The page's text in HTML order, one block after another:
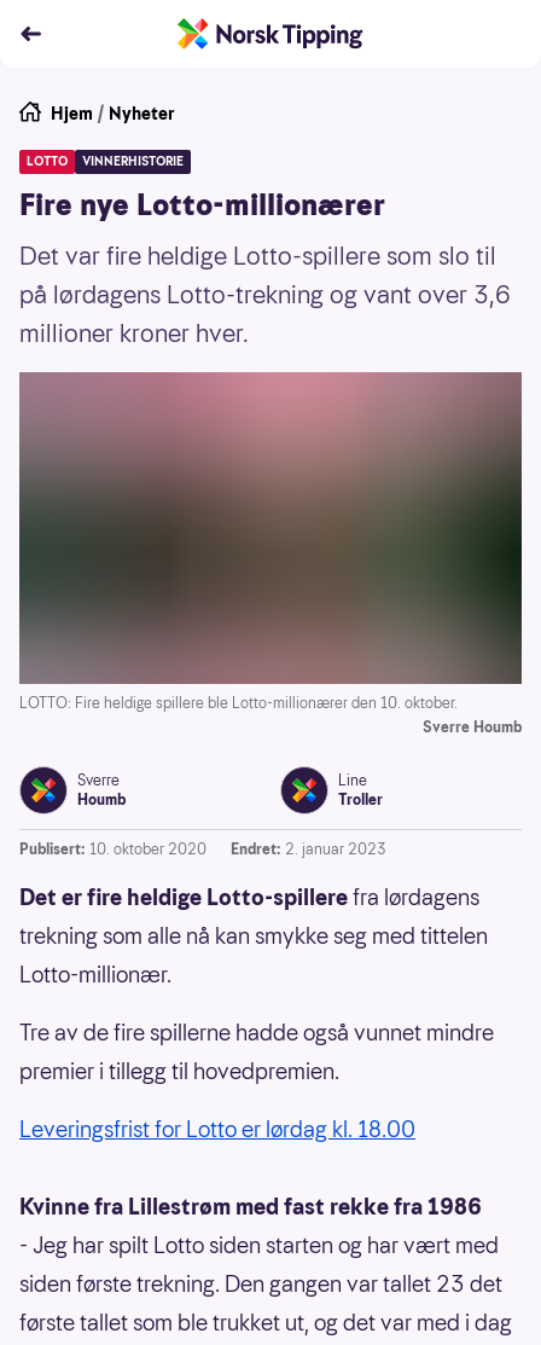
Hjem / Nyheter
LOTTO VINNERHISTORIE
Fire nye Lotto-millionærer
Det var fire heldige Lotto-spillere som slo til
på lørdagens Lotto-trekning og vant over 3,6
millioner kroner hver.
LOTTO: Fire heldige spillere ble Lotto-millionærer den 10. oktober.
Sverre Houmb
Sverre
Houmb
Line
Troller
Publisert: 10. oktober 2020 Endret: 2. januar 2023
Det er fire heldige Lotto-spillerefra lørdagens
trekning som alle nå kan smykke seg med tittelen
Lotto-millionær.
Tre av de fire spillerne hadde også vunnet mindre
premier i tillegg til hovedpremien.
Leveringsfrist for Lotto er lørdag kl. 18.00
Kvinne fra Lillestrøm med fast rekke fra 1986
- Jeg har spilt Lotto siden starten og har vært med
siden første trekning. Den gangen var tallet 23 det
første tallet som ble trukket ut, og det var med i dag